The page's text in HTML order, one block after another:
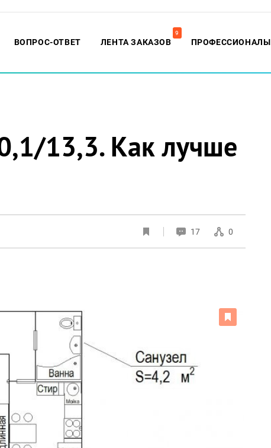
ВОПРОС-ОТВЕТ ЛЕНТА ЗАКАЗОВ
9
ПРОФЕССИОНАЛЫ
13,3. Как лучше
17 0